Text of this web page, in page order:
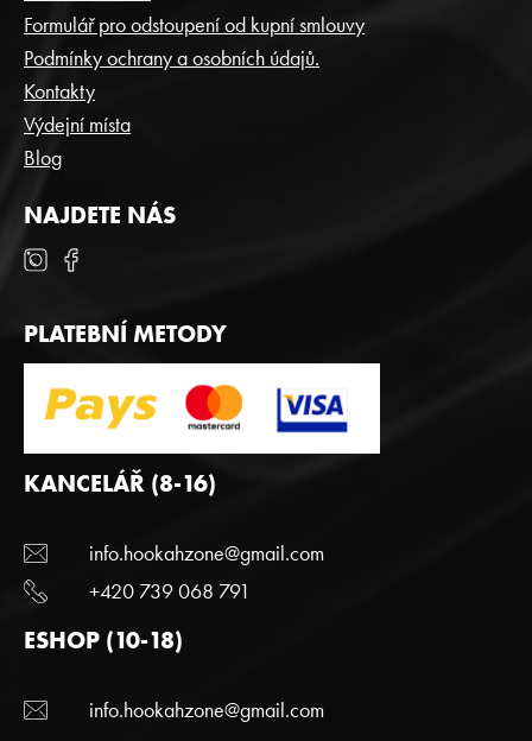
T
Í
Formulář pro odstoupení od kupní smlouvy
Podmínky ochrany a osobních údajů.
Kontakty
Výdejní místa
Blog
NAJDETE NÁS
PLATEBNÍ METODY
KANCELÁŘ (8-16)
info.hookahzone@gmail.com
+420 739 068 791
ESHOP (10-18)
info.hookahzone@gmail.com